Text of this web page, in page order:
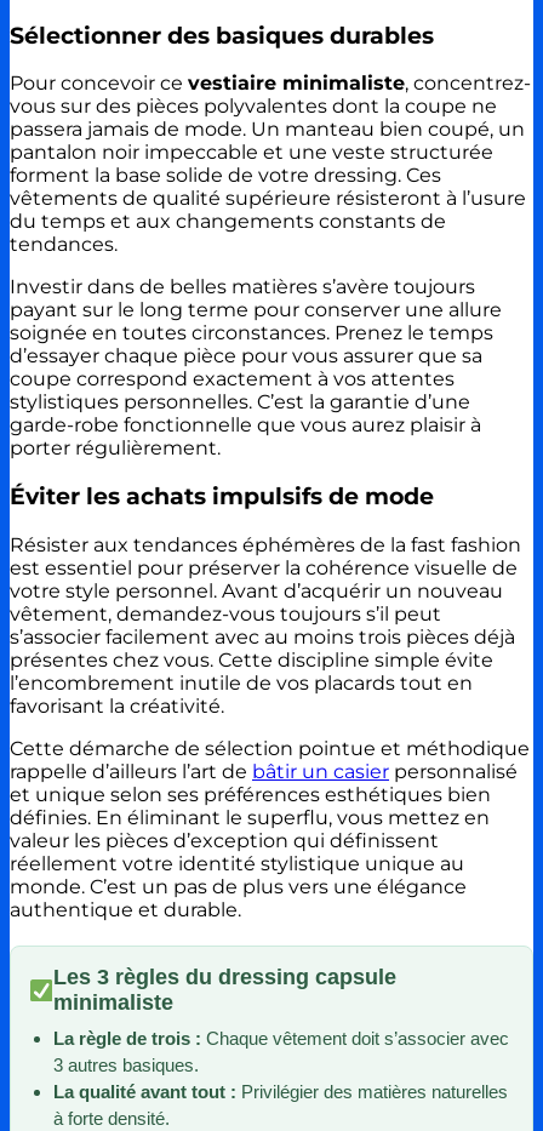
Sélectionner des basiques durables
Pour concevoir ce vestiaire minimaliste, concentrez-
vous sur des pièces polyvalentes dont la coupe ne
passera jamais de mode. Un manteau bien coupé, un
pantalon noir impeccable et une veste structurée
forment la base solide de votre dressing. Ces
vêtements de qualité supérieure résisteront à l’usure
du temps et aux changements constants de
tendances.
Investir dans de belles matières s’avère toujours
payant sur le long terme pour conserver une allure
soignée en toutes circonstances. Prenez le temps
d’essayer chaque pièce pour vous assurer que sa
coupe correspond exactement à vos attentes
stylistiques personnelles. C’est la garantie d’une
garde-robe fonctionnelle que vous aurez plaisir à
porter régulièrement.
Éviter les achats impulsifs de mode
Résister aux tendances éphémères de la fast fashion
est essentiel pour préserver la cohérence visuelle de
votre style personnel. Avant d’acquérir un nouveau
vêtement, demandez-vous toujours s’il peut
s’associer facilement avec au moins trois pièces déjà
présentes chez vous. Cette discipline simple évite
l’encombrement inutile de vos placards tout en
favorisant la créativité.
Cette démarche de sélection pointue et méthodique
rappelle d’ailleurs l’art de bâtir un casier personnalisé
et unique selon ses préférences esthétiques bien
définies. En éliminant le superflu, vous mettez en
valeur les pièces d’exception qui définissent
réellement votre identité stylistique unique au
monde. C’est un pas de plus vers une élégance
authentique et durable.
Les 3 règles du dressing capsule
minimaliste
La règle de trois : Chaque vêtement doit s’associer avec
3 autres basiques.
La qualité avant tout : Privilégier des matières naturelles
à forte densité.